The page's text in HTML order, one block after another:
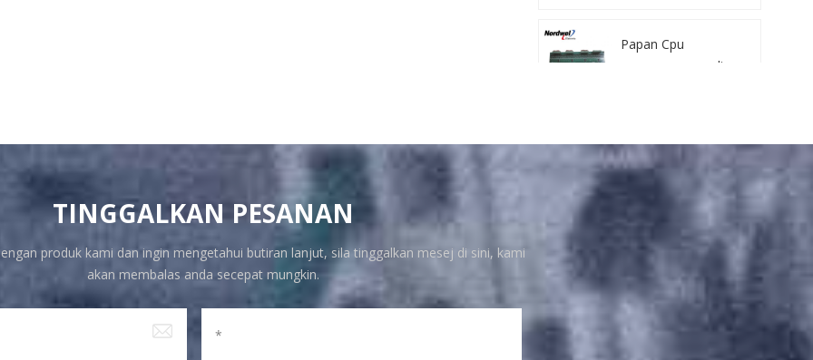
Papan PC Emerson
Schneider
1625353D112A05
LIHAT BUTIRAN
VACON PC00225Q
TINGGALKAN PESANAN
produk kami dan ingin mengetahui butiran lanjut, sila tinggalkan mesej di sini, kami
akan membalas anda secepat mungkin.